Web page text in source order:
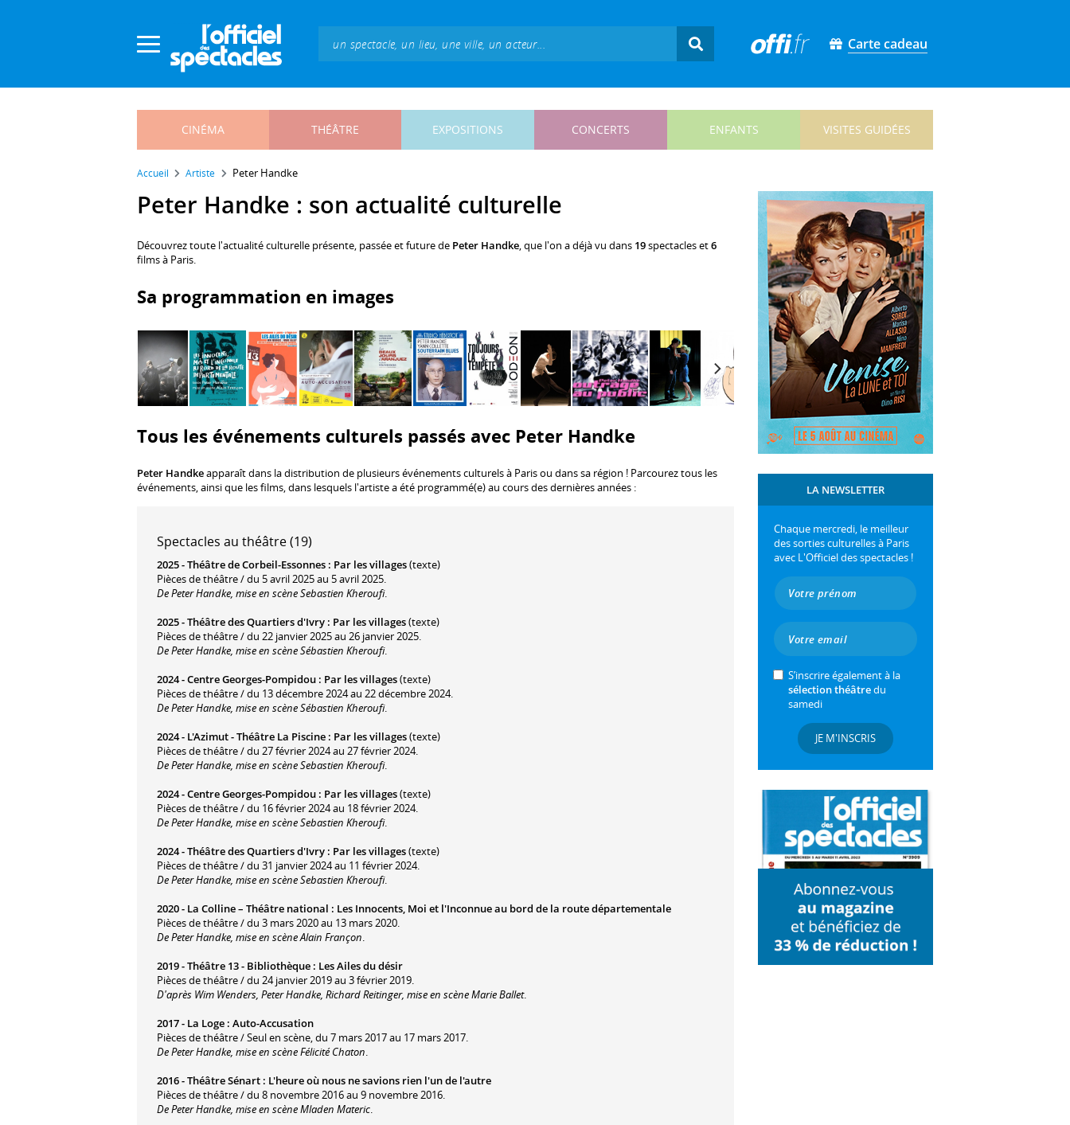
Carte cadeau
CINÉMA THÉÂTRE EXPOSITIONS CONCERTS ENFANTS VISITES GUIDÉES
Accueil Artiste Peter Handke
Peter Handke : son actualité culturelle
Découvrez toute l'actualité culturelle présente, passée et future de Peter Handke, que l'on a déjà vu dans 19spectacles et6
films à Paris.
Sa programmation en images
Tous les événements culturels passés avec Peter Handke
Peter Handkeapparaît dans la distribution de plusieurs événements culturels à Paris ou dans sa région ! Parcourez tous les
événements, ainsi que les films, dans lesquels l'artiste a été programmé(e) au cours des dernières années :
Spectacles au théâtre (19)
2025 -Théâtre de Corbeil-Essonnes : Par les villages(texte)
Pièces de théâtre / du 5 avril 2025 au 5 avril 2025.
De Peter Handke, mise en scène Sebastien Kheroufi.
2025 -Théâtre des Quartiers d'Ivry : Par les villages(texte)
Pièces de théâtre / du 22 janvier 2025 au 26 janvier 2025.
De Peter Handke, mise en scène Sébastien Kheroufi.
2024 -Centre Georges-Pompidou : Par les villages(texte)
Pièces de théâtre / du 13 décembre 2024 au 22 décembre 2024.
De Peter Handke, mise en scène Sébastien Kheroufi.
2024 - L'Azimut - Théâtre La Piscine : Par les villages(texte)
Pièces de théâtre / du 27 février 2024 au 27 février 2024.
De Peter Handke, mise en scène Sebastien Kheroufi.
2024 -Centre Georges-Pompidou : Par les villages(texte)
Pièces de théâtre / du 16 février 2024 au 18 février 2024.
De Peter Handke, mise en scène Sebastien Kheroufi.
2024 -Théâtre des Quartiers d'Ivry : Par les villages(texte)
Pièces de théâtre / du 31 janvier 2024 au 11 février 2024.
De Peter Handke, mise en scène Sebastien Kheroufi.
2020 - La Colline – Théâtre national : Les Innocents, Moi et l'Inconnue au bord de la route départementale
Pièces de théâtre / du 3 mars 2020 au 13 mars 2020.
De Peter Handke, mise en scène Alain Françon.
2019 -Théâtre 13 - Bibliothèque : Les Ailes du désir
Pièces de théâtre / du 24 janvier 2019 au 3 février 2019.
D'après Wim Wenders, Peter Handke, Richard Reitinger, mise en scène Marie Ballet.
2017 - La Loge : Auto-Accusation
Pièces de théâtre / Seul en scène, du 7 mars 2017 au 17 mars 2017.
De Peter Handke, mise en scène Félicité Chaton.
2016 -Théâtre Sénart : L'heure où nous ne savions rien l'un de l'autre
Pièces de théâtre / du 8 novembre 2016 au 9 novembre 2016.
De Peter Handke, mise en scène Mladen Materic.
LA NEWSLETTER
Chaque mercredi, le meilleur
des sorties culturelles à Paris
avec L'Officiel des spectacles !
S’inscrire également à la
sélection théâtredu
samedi
JE M'INSCRIS